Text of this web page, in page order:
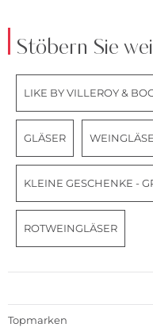
Stöbern Sie
LIKE BY VILLEROY &
GLÄSER
KLEINE GESCHENKE -
ROTWEINGLÄSER
Topmarken